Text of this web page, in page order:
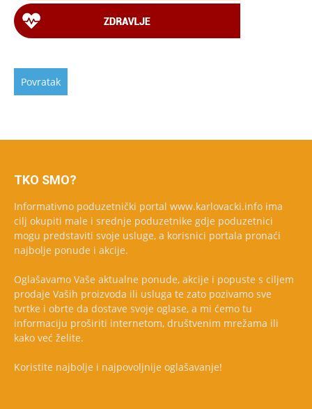
TKO SMO?
Informativno poduzetnički portal www.karlovacki.info ima
cilj okupiti male i srednje poduzetnike gdje poduzetnici
mogu predstaviti svoje usluge, a korisnici portala pronaći
najbolje ponude i akcije.
Oglašavamo Vaše aktualne ponude, akcije i popuste s ciljem
prodaje Vaših proizvoda ili usluga te zato pozivamo sve
tvrtke i obrte da dostave svoje oglase, a mi ćemo tu
informaciju proširiti internetom, društvenim mrežama ili
kako već želite.
Koristite najbolje i najpovoljnije oglašavanje!